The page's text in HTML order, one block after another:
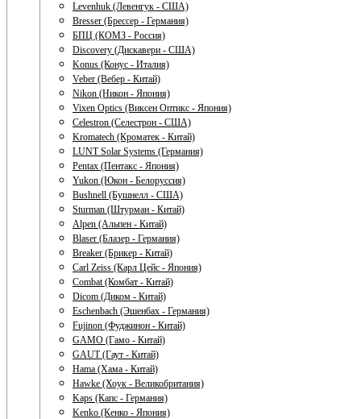
Levenhuk (Левенгук - США)
Bresser (Брессер - Германия)
БПЦ (КОМЗ - Россия)
Discovery (Дискавери - США)
Konus (Конус - Италия)
Veber (Вебер - Китай)
Nikon (Никон - Япония)
Vixen Optics (Виксен Оптикс - Япония)
Celestron (Селестрон - США)
Kromatech (Кроматек - Китай)
LUNT Solar Systems (Германия)
Pentax (Пентакс - Япония)
Yukon (Юкон - Белоруссия)
Bushnell (Бушнелл - США)
Sturman (Штурман - Китай)
Alpen (Альпен - Китай)
Blaser (Блазер - Германия)
Breaker (Брикер - Китай)
Carl Zeiss (Карл Цейс - Япония)
Combat (Комбат - Китай)
Dicom (Диком - Китай)
Eschenbach (Эшенбах - Германия)
Fujinon (Фуджинон - Китай)
GAMO (Гамо - Китай)
GAUT (Гаут - Китай)
Hama (Хама - Китай)
Hawke (Хоук - Великобритания)
Kaps (Капс - Германия)
Kenko (Кенко - Япония)